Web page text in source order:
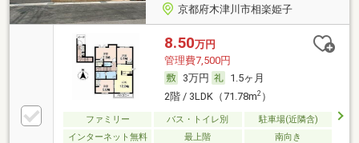
京都府木津川市相楽姫子
8.50万円
管理費7,500円
3万円
1.5ヶ月
2階 / 3LDK（71.78m2）
ファミリー バス・トイレ別
駐車場(近隣含)
インターネット無料
最上階 南向き